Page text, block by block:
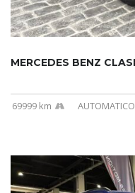
69999 km AUTOMATICO